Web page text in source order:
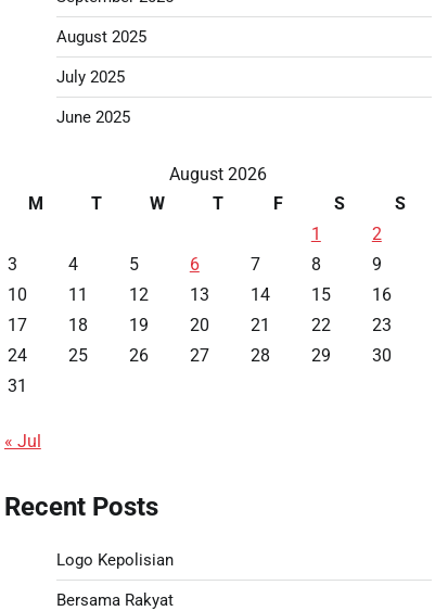
August 2025
July 2025
June 2025
August 2026
M
T W T F S
S
1
2
3
4 5 6 7 8
9
10
11 12 13 14 15
16
17
18 19 20 21 22
23
24
25 26 27 28 29
30
31
« Jul
Recent Posts
Logo Kepolisian
Bersama Rakyat